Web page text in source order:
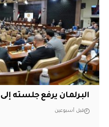
البرلمان يرفع جلسته إلى
قبل أسبوعين